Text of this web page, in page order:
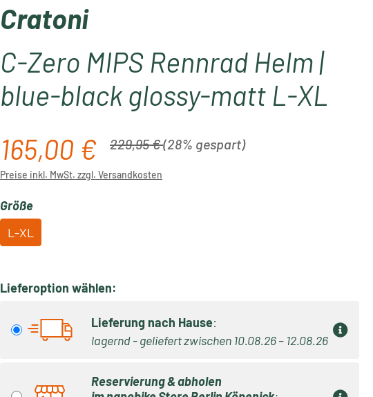
Cratoni
C-Zero MIPS Rennrad Helm |
blue-black glossy-matt L-XL
Verkaufspreis:
165,00 € Regulärer Preis:
229,95 €(28% gespart)
Preise inkl. MwSt. zzgl. Versandkosten
Größeauswählen
L-XL
Lieferoption wählen:
Lieferung nach Hause:
lagernd - geliefert zwischen 10.08.26 – 12.08.26
Reservierung & abholen